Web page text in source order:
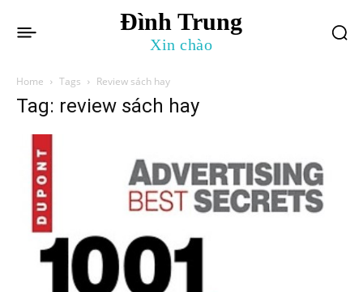
Đình Trung
Xin chào
Home Tags Review sách hay
Tag: review sách hay